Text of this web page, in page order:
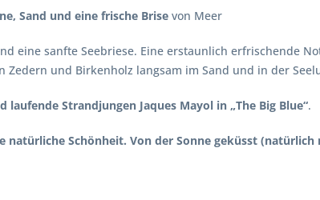
Sand und eine frische Brise von Meer
eine sanfte Seebriese. Eine erstaunlich erfrischende
Zedern und Birkenholz langsam im Sand und in der
laufende Strandjungen Jaques Mayol in „The Big Blue“.
natürliche Schönheit. Von der Sonne geküsst